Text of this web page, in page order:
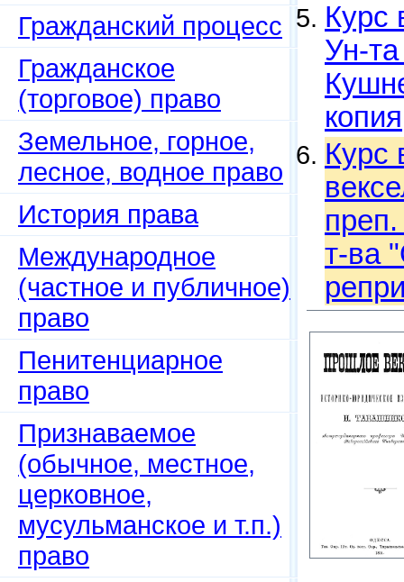
Гражданский процесс
Гражданское
(торговое) право
Земельное, горное,
лесное, водное право
История права
Международное
(частное и публичное)
право
Пенитенциарное
право
Признаваемое
(обычное, местное,
церковное,
мусульманское и т.п.)
право
Курс
Ун-
копия
Курс
т-ва